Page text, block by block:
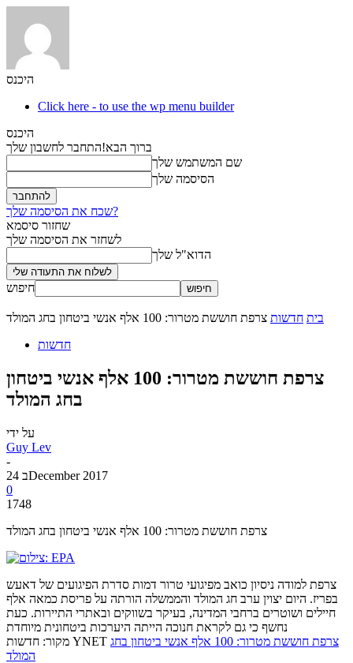
היכנס
Click here - to use the wp menu builder
היכנס
ברוך הבא!התחבר לחשבון שלך
שם המשתמש שלך
הסיסמה שלך
שכח את הסיסמה שלך?
שחזור סיסמא
לשחזר את הסיסמה שלך
הדוא"ל שלך
חיפוש
בית חדשות צרפת חוששת מטרור: 100 אלף אנשי ביטחון בחג המולד
חדשות
צרפת חוששת מטרור: 100 אלף אנשי ביטחון
בחג המולד
על ידי
Guy Lev
-
24 בDecember 2017
0
1748
צרפת חוששת מטרור: 100 אלף אנשי ביטחון בחג המולד
צרפת למודה ניסיון כואב מפיגועי טרור דמות סדרת הפיגועים של דאעש
בפריז. היום יצוין ערב חג המולד והממשלה הורתה על פריסת כמאה אלף
חיילים ושוטרים ברחבי המדינה, בעיקר בשווקים ובאתרי התיירות. כעת
נחשף כי גם לקראת חנוכה הייתה היערכות ביטחונית מיוחדת
מקור: חדשות YNET צרפת חוששת מטרור: 100 אלף אנשי ביטחון בחג
המולד